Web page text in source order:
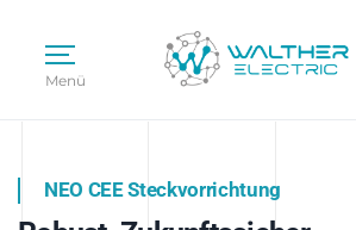
Menü
NEO CEE Steckvorrichtung